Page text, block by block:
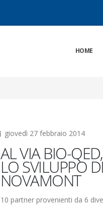
HOME
giovedì 27 febbraio 2014
AL VIA BIO-
LO SVILUPPO
NOVAMONT
10 partner provenienti da 6